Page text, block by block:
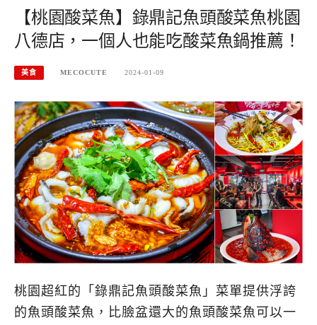
【桃園酸菜魚】錄鼎記魚頭酸菜魚桃園
八德店，一個人也能吃酸菜魚鍋推薦！
美食 MECOCUTE 2024-01-09
桃園超紅的「錄鼎記魚頭酸菜魚」菜單提供浮誇
的魚頭酸菜魚，比臉盆還大的魚頭酸菜魚可以一